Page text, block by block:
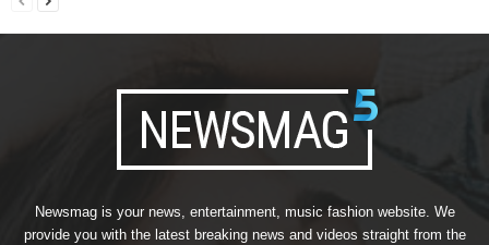
Newsmag is your news, entertainment, music fashion website. We
provide you with the latest breaking news and videos straight from the